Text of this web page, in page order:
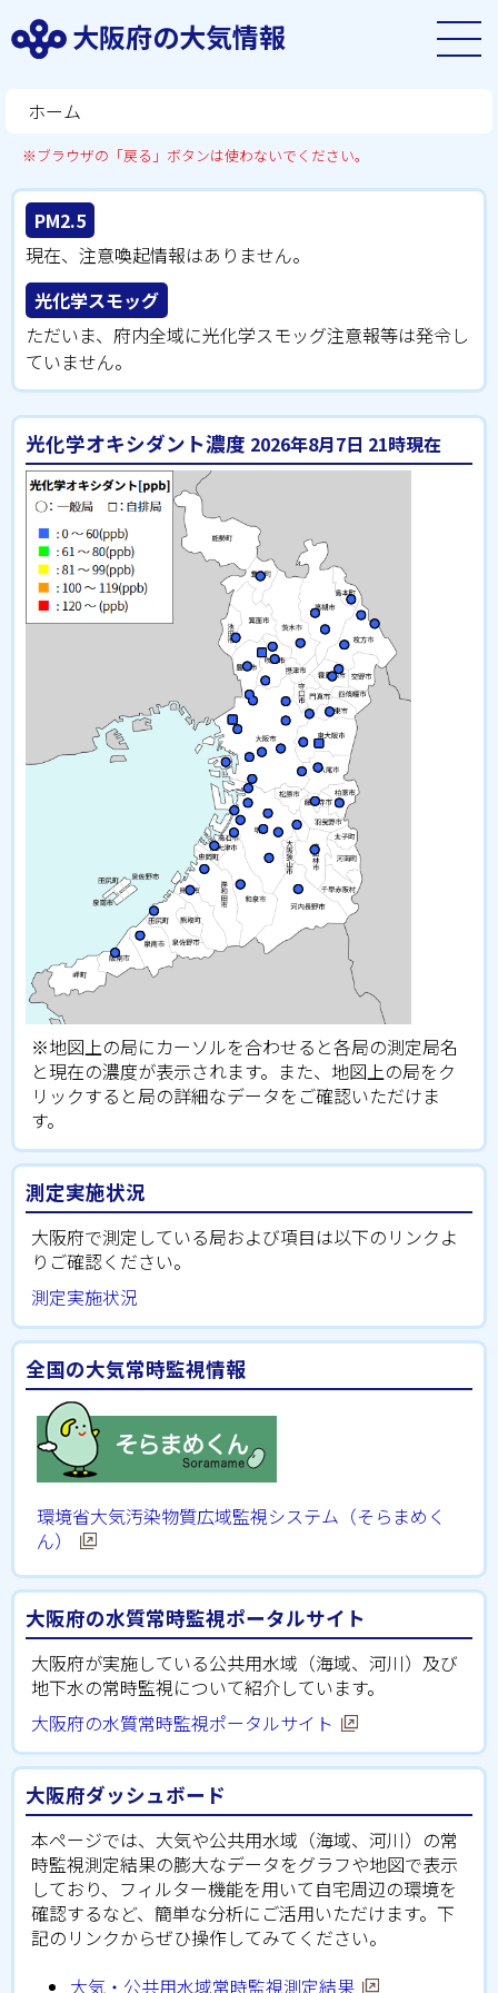
大阪府の大気情報
ホーム
※ブラウザの「戻る」ボタンは使わないでください。
PM2.5
現在、注意喚起情報はありません。
光化学スモッグ
ただいま、府内全域に光化学スモッグ注意報等は発令し
ていません。
光化学オキシダント濃度 2026年8月7日 21時現在
※地図上の局にカーソルを合わせると各局の測定局名
と現在の濃度が表示されます。また、地図上の局をク
リックすると局の詳細なデータをご確認いただけま
す。
測定実施状況
大阪府で測定している局および項目は以下のリンクよ
りご確認ください。
測定実施状況
全国の大気常時監視情報
環境省大気汚染物質広域監視システム（そらまめく
ん）
大阪府の水質常時監視ポータルサイト
大阪府が実施している公共用水域（海域、河川）及び
地下水の常時監視について紹介しています。
大阪府の水質常時監視ポータルサイト
大阪府ダッシュボード
本ページでは、大気や公共用水域（海域、河川）の常
時監視測定結果の膨大なデータをグラフや地図で表示
しており、フィルター機能を用いて自宅周辺の環境を
確認するなど、簡単な分析にご活用いただけます。下
記のリンクからぜひ操作してみてください。
大気・公共用水域常時監視測定結果